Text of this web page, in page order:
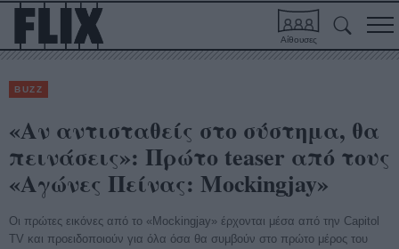
Αίθουσες
BUZZ
«Αν αντισταθείς στο σύστημα, θα
πεινάσεις»: Πρώτο teaser από τους
«Αγώνες Πείνας: Mockingjay»
Οι πρώτες εικόνες από το «Mockingjay» έρχονται μέσα από την Capitol
TV και προειδοποιούν για όλα όσα θα συμβούν στο πρώτο μέρος του